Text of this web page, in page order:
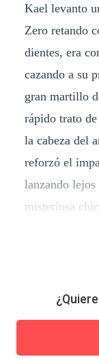
Kael levanto
Zero retando
dientes, era
cazando a su
gran martillo
rápido trato
la cabeza del
reforzó el
lanzando
misteriosa